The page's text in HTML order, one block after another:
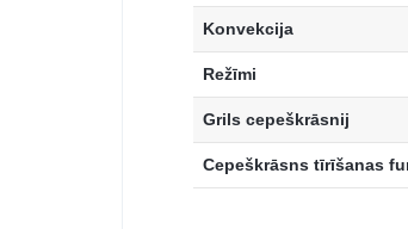
Konvekcija
Režīmi
Grils cepeškrāsnij
Cepeškrāsns tīrīšanas